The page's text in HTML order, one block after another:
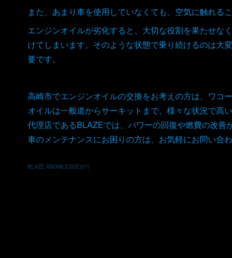
また、あまり車を使用していなくても、空気に触れる
エンジンオイルが劣化すると、大切な役割を果たせな
けてしまいます。そのような状態で乗り続けるのは大
要です。
高崎市でエンジンオイルの交換をお考えの方は、ワコ
オイルは一般道からサーキットまで、様々な状況で高
代理店であるBLAZEでは、パワーの回復や燃費の改
車のメンテナンスにお困りの方は、お気軽にお問い合わ
BLAZE KNOWLEDGE(27)